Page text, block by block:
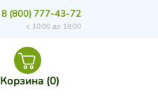
Корзина (0)
8 (800) 777-43-72
с 10:00 до 18:00